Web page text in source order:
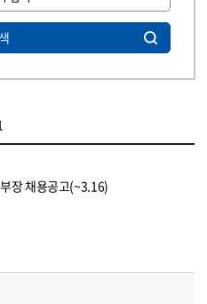
장 채용공고(~3.16)